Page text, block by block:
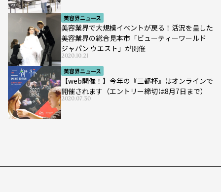
美容界ニュース
美容業界で大規模イベントが戻る！活況を呈した
美容業界の総合見本市「ビューティーワールド
ジャパン ウエスト」が開催
2020.10.21
美容界ニュース
【web開催！】今年の『三都杯』はオンラインで
開催されます（エントリー締切は8月7日まで）
2020.07.30